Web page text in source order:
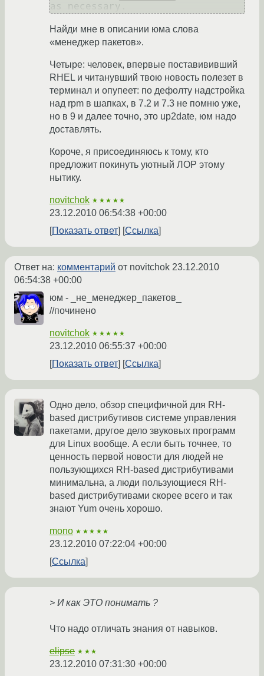
Найди мне в описании юма слова
«менеджер пакетов».
Четыре: человек, впервые поставививший
RHEL и читанувший твою новость полезет в
терминал и опупеет: по дефолту надстройка
над rpm в шапках, в 7.2 и 7.3 не помню уже,
но в 9 и далее точно, это up2date, юм надо
доставлять.
Короче, я присоединяюсь к тому, кто
предложит покинуть уютный ЛОР этому
нытику.
novitchok ★★★★★
23.12.2010 06:54:38 +00:00
Показать ответ
Ссылка
Ответ на: комментарий от novitchok 23.12.2010
06:54:38 +00:00
юм - _не_менеджер_пакетов_
//починено
novitchok ★★★★★
23.12.2010 06:55:37 +00:00
Показать ответ
Ссылка
Одно дело, обзор специфичной для RH-
based дистрибутивов системе управления
пакетами, другое дело звуковых программ
для Linux вообще. А если быть точнее, то
ценность первой новости для людей не
пользующихся RH-based дистрибутивами
минимальна, а люди пользующиеся RH-
based дистрибутивами скорее всего и так
знают Yum очень хорошо.
mono ★★★★★
23.12.2010 07:22:04 +00:00
Ссылка
> И как ЭТО понимать ?
Что надо отличать знания от навыков.
elipse ★★★
23.12.2010 07:31:30 +00:00